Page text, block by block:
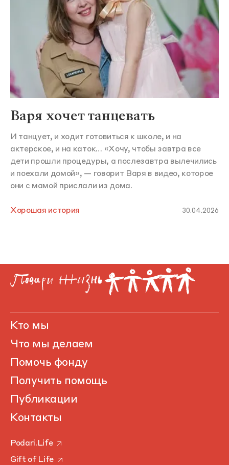
Варя хочет танцевать
И танцует, и ходит готовиться к школе, и на
актерское, и на каток… «Хочу, чтобы завтра все
дети прошли процедуры, а послезавтра вылечились
и поехали домой», — говорит Варя в видео, которое
они с мамой прислали из дома.
Хорошая история 30.04.2026
Кто мы
Что мы делаем
Помочь фонду
Получить помощь
Публикации
Контакты
Podari.Life
Gift of Life